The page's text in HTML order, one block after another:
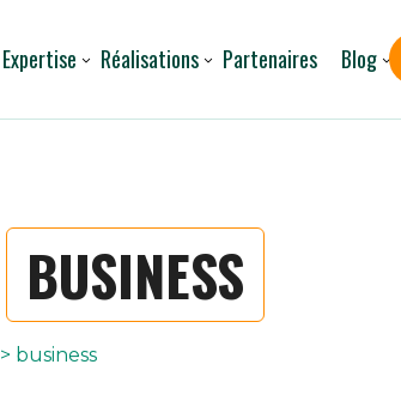
Expertise Réalisations Partenaires Blog
BUSINESS
> business